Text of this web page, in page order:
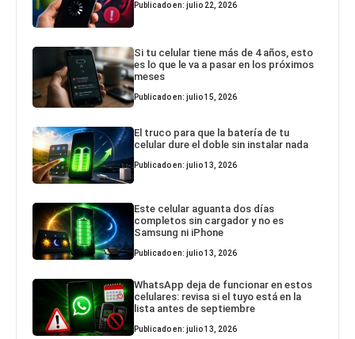
Publicado en: julio 22, 2026
Si tu celular tiene más de 4 años, esto
es lo que le va a pasar en los próximos
meses
Publicado en: julio 15, 2026
El truco para que la batería de tu
celular dure el doble sin instalar nada
Publicado en: julio 13, 2026
Este celular aguanta dos días
completos sin cargador y no es
Samsung ni iPhone
Publicado en: julio 13, 2026
WhatsApp deja de funcionar en estos
celulares: revisa si el tuyo está en la
lista antes de septiembre
Publicado en: julio 13, 2026